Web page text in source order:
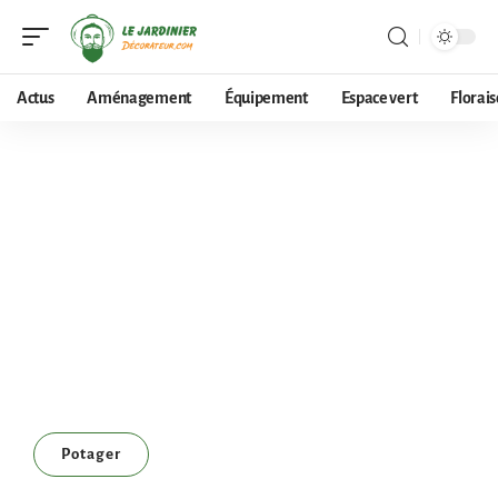
Actus Aménagement Équipement Espace vert
Potager